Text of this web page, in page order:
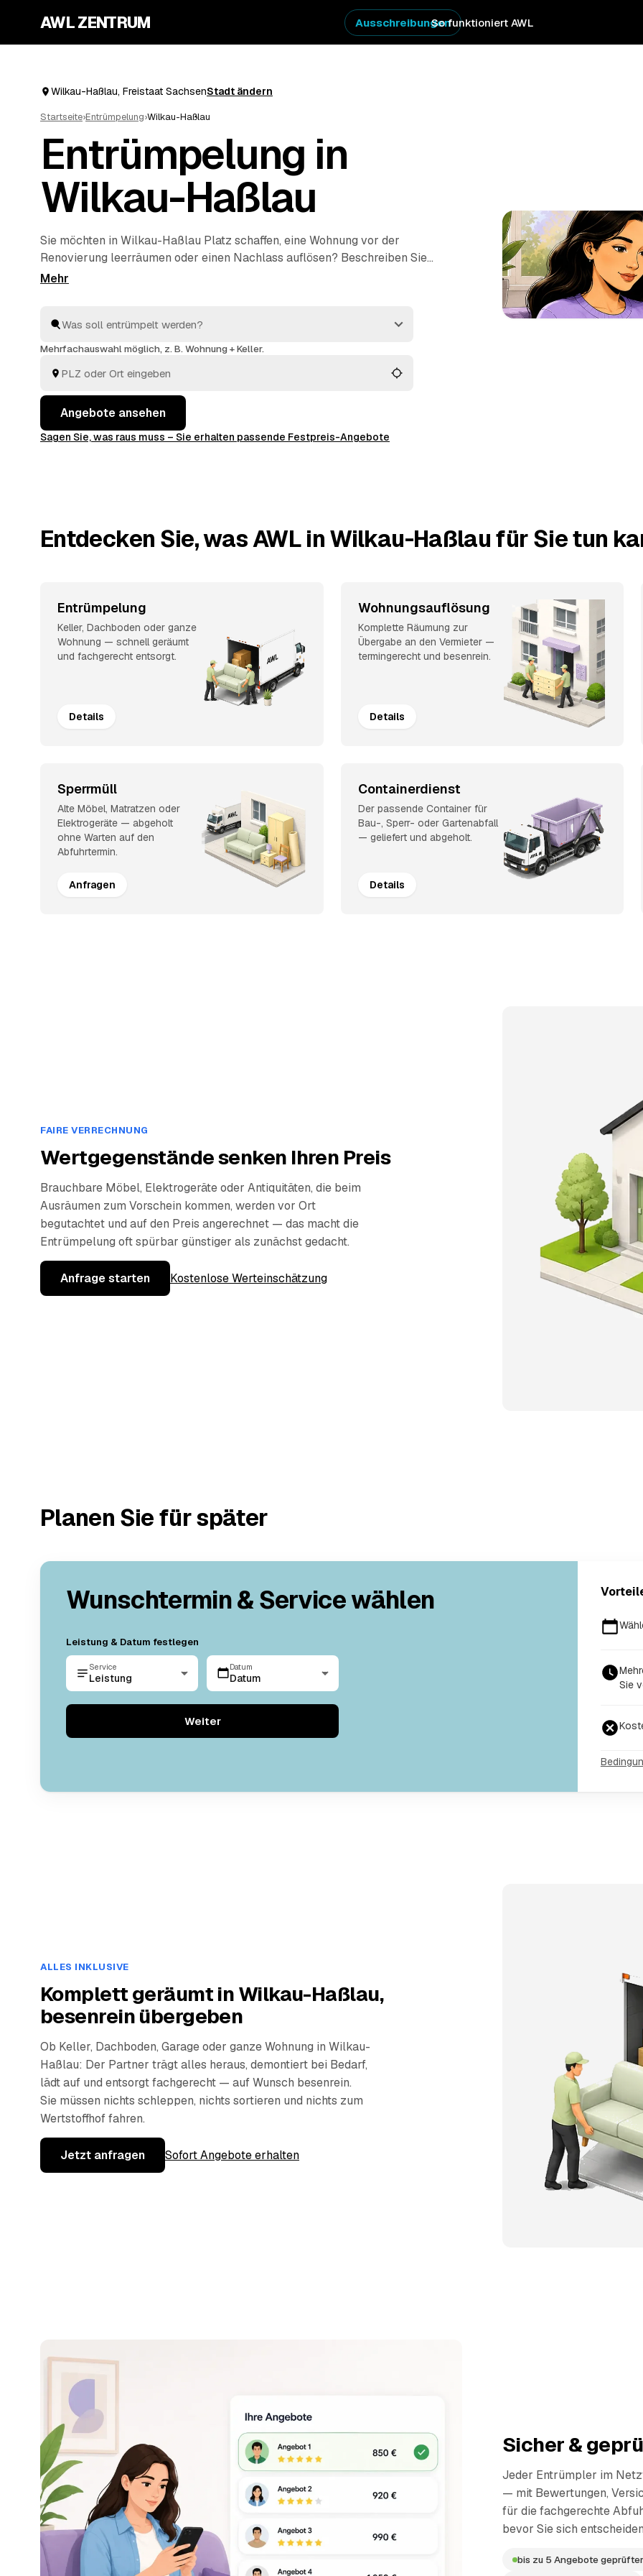
AWL ZENTRUM So funktioniert AWL
Ausschreibungen
Wilkau-Haßlau, Freistaat SachsenStadt ändern
Startseite›Entrümpelung›Wilkau-Haßlau
Entrümpelung in
Wilkau-Haßlau
Sie möchten in Wilkau-Haßlau Platz schaffen, eine Wohnung vor der
Renovierung leerräumen oder einen Nachlass auflösen? Beschreiben Sie
Ihren Auftrag bei AWL einmal, und schon erreichen Sie Festpreis-Angebote
entsorgt. Sie behalten die Kosten von Anfang an im Blick.
Mehrfachauswahl möglich, z. B. Wohnung + Keller.
Angebote ansehen
Sagen Sie, was raus muss – Sie erhalten passende Festpreis-Angebote
Entdecken Sie, was AWL in Wilkau-Haßlau für Sie tun
Entrümpelung
Keller, Dachboden oder ganze
Wohnung — schnell geräumt
und fachgerecht entsorgt.
Details
Wohnungsauflösung
Komplette Räumung zur
Übergabe an den Vermieter —
termingerecht und besenrein.
Details
Sperrmüll
Alte Möbel, Matratzen oder
Elektrogeräte — abgeholt
ohne Warten auf den
Abfuhrtermin.
Anfragen
Containerdienst
Der passende Container für
Bau-, Sperr- oder Gartenabfall
— geliefert und abgeholt.
Details
FAIRE VERRECHNUNG
Wertgegenstände senken Ihren Preis
Brauchbare Möbel, Elektrogeräte oder Antiquitäten, die beim
Ausräumen zum Vorschein kommen, werden vor Ort
begutachtet und auf den Preis angerechnet — das macht die
Entrümpelung oft spürbar günstiger als zunächst gedacht.
Anfrage starten Kostenlose Werteinschätzung
Planen Sie für später
Wunschtermin & Service wählen
Leistung & Datum festlegen
Service
Leistung
Datum
Datum
Weiter
Sie
ALLES INKLUSIVE
Komplett geräumt in Wilkau-Haßlau,
besenrein übergeben
Ob Keller, Dachboden, Garage oder ganze Wohnung in Wilkau-
Haßlau: Der Partner trägt alles heraus, demontiert bei Bedarf,
lädt auf und entsorgt fachgerecht — auf Wunsch besenrein.
Sie müssen nichts schleppen, nichts sortieren und nichts zum
Wertstoffhof fahren.
Jetzt anfragen Sofort Angebote erhalten
Sicher &
Jeder Entrümpler im
— mit Bewertungen,
für die fachgerechte
bevor Sie sich
bis zu 5 Angebote